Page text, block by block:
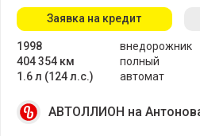
1998
404 354 км
1.6 л (124 л.с.)
внедорожник
полный
автомат
Заявка на кредит
АВТОЛЛИОН на